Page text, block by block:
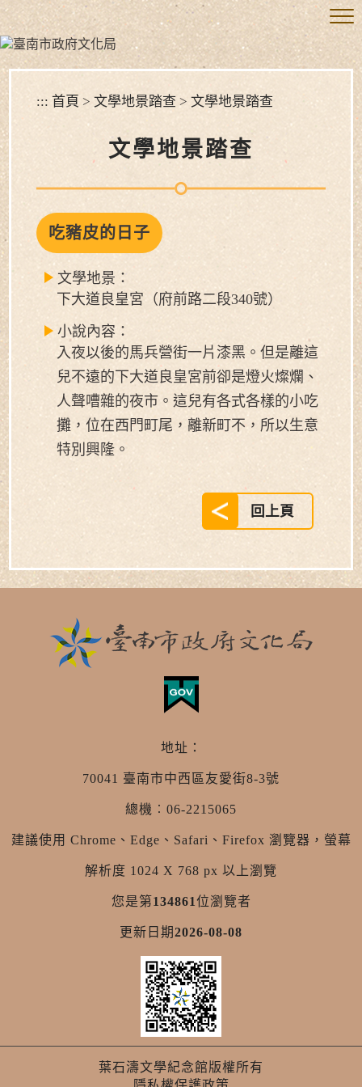
跳
到
主
要
內
容
塊
::: 首頁 > 文學地景踏查 > 文學地景踏查
文學地景踏查
吃豬皮的日子
文學地景：
下大道良皇宮（府前路二段340號）
小說內容：
入夜以後的馬兵營街一片漆黑。但是離這
兒不遠的下大道良皇宮前卻是燈火燦爛、
人聲嘈雜的夜市。這兒有各式各樣的小吃
攤，位在西門町尾，離新町不，所以生意
特別興隆。
回上頁
地址：
70041 臺南市中西區友愛街8-3號
總機︰06-2215065
建議使用 Chrome、Edge、Safari、Firefox 瀏覽器，螢幕
解析度 1024 X 768 px 以上瀏覽
您是第134861位瀏覽者
更新日期2026-08-08
葉石濤文學紀念館版權所有